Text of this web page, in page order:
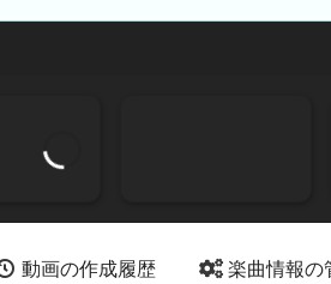
動画の作成履歴 楽曲情報の